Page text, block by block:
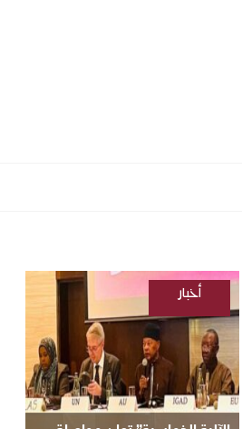
أخبار
/
السودانية